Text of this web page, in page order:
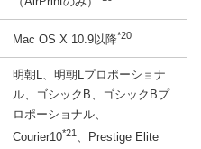
Mac OS X 10.9以降*20
明朝L、明朝Lプロポーショナ
ル、ゴシックB、ゴシックBプ
ロポーショナル、
Courier10*21 、Prestige Elite